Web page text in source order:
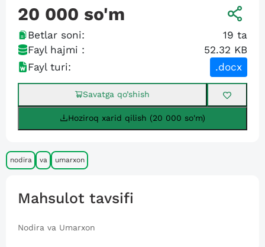
20 000 so'm
Betlar soni: 19 ta
Fayl hajmi :
52.32 KB
Fayl turi:
.docx
Savatga qo’shish
Hoziroq xarid qilish (20 000 so'm)
nodira va umarxon
Mahsulot tavsifi
Nodira va Umarxon